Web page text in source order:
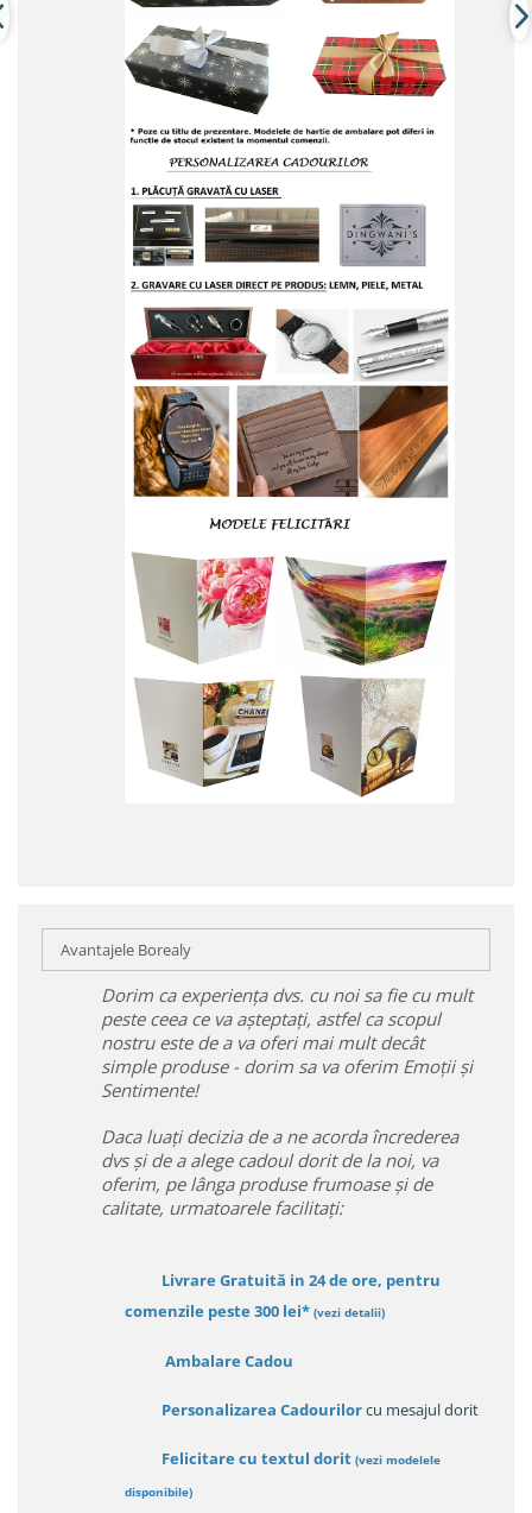
Avantajele Borealy
Dorim ca experiența dvs. cu noi sa fie cu mult
peste ceea ce va așteptați, astfel ca scopul
nostru este de a va oferi mai mult decât
simple produse - dorim sa va oferim Emoții și
Sentimente!
Daca luați decizia de a ne acorda încrederea
dvs și de a alege cadoul dorit de la noi, va
oferim, pe lânga produse frumoase și de
calitate, urmatoarele facilitați:
Livrare Gratuită in 24 de ore, pentru
comenzile peste 300 lei* (vezi detalii)
Ambalare Cadou
Personalizarea Cadourilorcu mesajul dorit
Felicitare cu textul dorit (vezi modelele
disponibile)